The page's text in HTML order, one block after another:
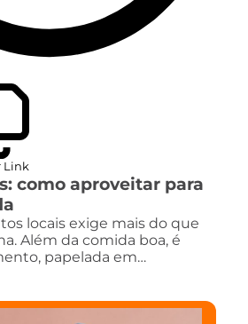
Link
como aproveitar para
locais exige mais do que
Além da comida boa, é
papelada em…